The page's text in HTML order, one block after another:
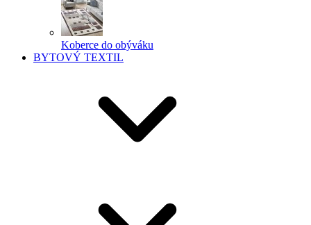
Koberce do obýváku
BYTOVÝ TEXTIL